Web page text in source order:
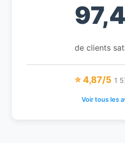
de clients
⭐ 4,87/5 1
Voir tous les